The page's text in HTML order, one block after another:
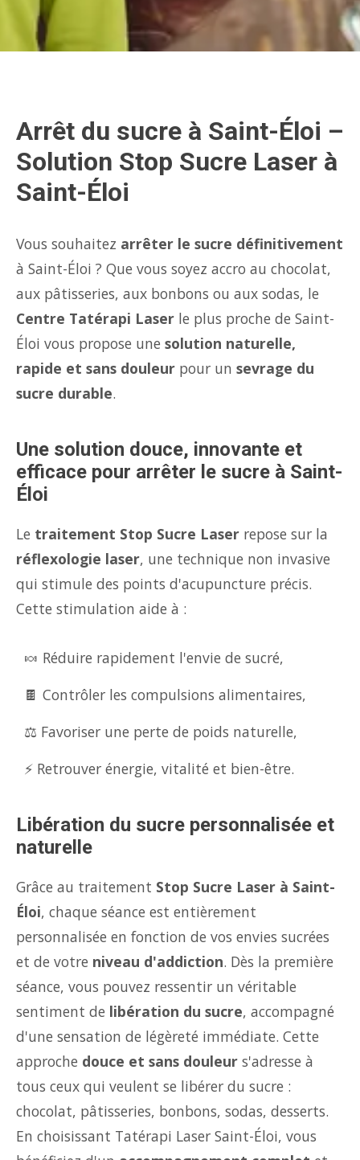
Arrêt du sucre à Saint-Éloi –
Solution Stop Sucre Laser à
Saint-Éloi
Vous souhaitez arrêter le sucre définitivement
à Saint-Éloi ? Que vous soyez accro au chocolat,
aux pâtisseries, aux bonbons ou aux sodas, le
Centre Tatérapi Laser le plus proche de Saint-
Éloi vous propose une solution naturelle,
rapide et sans douleur pour un sevrage du
sucre durable.
Une solution douce, innovante et
efficace pour arrêter le sucre à Saint-
Éloi
Le traitement Stop Sucre Laser repose sur la
réflexologie laser, une technique non invasive
qui stimule des points d'acupuncture précis.
Cette stimulation aide à :
🍬 Réduire rapidement l'envie de sucré,
🍫 Contrôler les compulsions alimentaires,
⚖️ Favoriser une perte de poids naturelle,
⚡ Retrouver énergie, vitalité et bien-être.
Libération du sucre personnalisée et
naturelle
Grâce au traitement Stop Sucre Laser à Saint-
Éloi, chaque séance est entièrement
personnalisée en fonction de vos envies sucrées
et de votre niveau d'addiction. Dès la première
séance, vous pouvez ressentir un véritable
sentiment de libération du sucre, accompagné
d'une sensation de légèreté immédiate. Cette
approche douce et sans douleur s'adresse à
tous ceux qui veulent se libérer du sucre :
chocolat, pâtisseries, bonbons, sodas, desserts.
En choisissant Tatérapi Laser Saint-Éloi, vous